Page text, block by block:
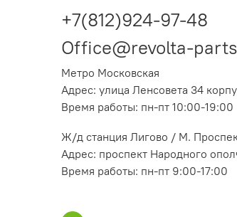
+7(812)924-97-48
Office@revolta-
Метро Московская
Адрес: улица Ленсовета 34
Время работы: пн-пт 10:00-19:00
Ж/д станция Лигово / М.
Адрес: проспект Народного
Время работы: пн-пт 9:00-17:00